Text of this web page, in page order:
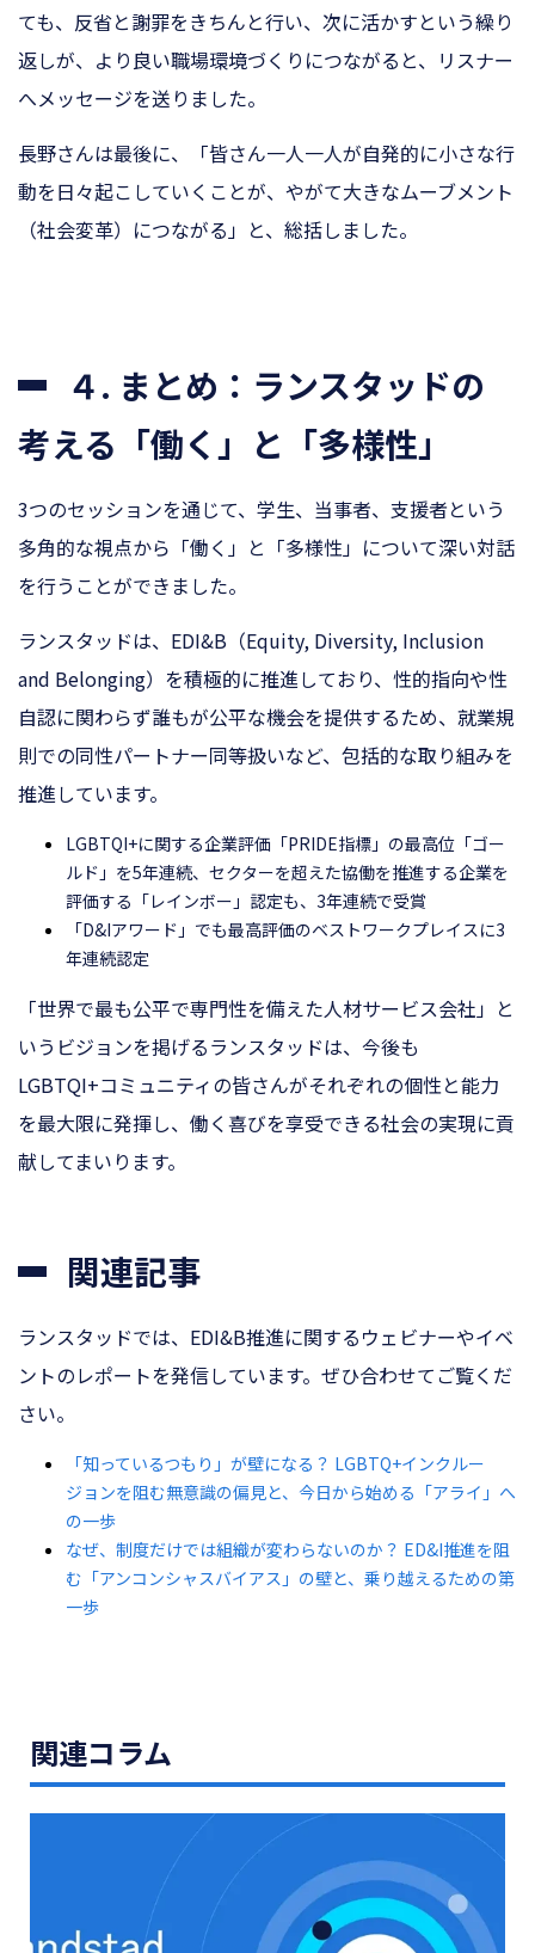
ても、反省と謝罪をきちんと行い、次に活かすという繰り
返しが、より良い職場環境づくりにつながると、リスナー
へメッセージを送りました。
長野さんは最後に、「皆さん一人一人が自発的に小さな行
動を日々起こしていくことが、やがて大きなムーブメント
（社会変革）につながる」と、総括しました。
４. まとめ：ランスタッドの
考える「働く」と「多様性」
3つのセッションを通じて、学生、当事者、支援者という
多角的な視点から「働く」と「多様性」について深い対話
を行うことができました。
ランスタッドは、EDI&B（Equity, Diversity, Inclusion
and Belonging）を積極的に推進しており、性的指向や性
自認に関わらず誰もが公平な機会を提供するため、就業規
則での同性パートナー同等扱いなど、包括的な取り組みを
推進しています。
LGBTQI+に関する企業評価「PRIDE指標」の最高位「ゴー
ルド」を5年連続、セクターを超えた協働を推進する企業を
評価する「レインボー」認定も、3年連続で受賞
「D&Iアワード」でも最高評価のベストワークプレイスに3
年連続認定
「世界で最も公平で専門性を備えた人材サービス会社」と
いうビジョンを掲げるランスタッドは、今後も
LGBTQI+コミュニティの皆さんがそれぞれの個性と能力
を最大限に発揮し、働く喜びを享受できる社会の実現に貢
献してまいります。
関連記事
ランスタッドでは、EDI&B推進に関するウェビナーやイベ
ントのレポートを発信しています。ぜひ合わせてご覧くだ
さい。
「知っているつもり」が壁になる？ LGBTQ+インクルー
ジョンを阻む無意識の偏見と、今日から始める「アライ」へ
の一歩
なぜ、制度だけでは組織が変わらないのか？ ED&I推進を阻
む「アンコンシャスバイアス」の壁と、乗り越えるための第
一歩
関連コラム